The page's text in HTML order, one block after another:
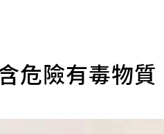
危險有毒物質